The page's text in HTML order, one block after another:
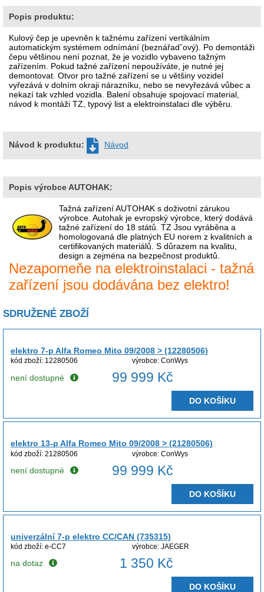
Popis produktu:
Kulový čep je upevněn k tažnému zařízení vertikálním
automatickým systémem odnímání (beznářadˇový). Po demontáži
čepu většinou není poznat, že je vozidlo vybaveno tažným
zařízením. Pokud tažné zařízení nepoužíváte, je nutné jej
demontovat. Otvor pro tažné zařízení se u většiny vozidel
vyřezává v dolním okraji nárazníku, nebo se nevyřezává vůbec a
nekazí tak vzhled vozidla. Balení obsahuje spojovací material,
návod k montáži TZ, typový list a elektroinstalaci dle výběru.
Návod k produktu: Návod
Popis výrobce AUTOHAK:
Tažná zařízení AUTOHAK s doživotní zárukou
výrobce. Autohak je evropský výrobce, který dodává
tažné zařízení do 18 států. TZ Jsou vyráběna a
homologovaná dle platných EU norem z kvalitních a
certifikovaných materiálů. S důrazem na kvalitu,
design a zejména na bezpečnost produktů.
Nezapomeňe na elektroinstalaci - tažná
zařízení jsou dodávána bez elektro!
SDRUŽENÉ ZBOŽÍ
elektro 7-p Alfa Romeo Mito 09/2008 > (12280506)
kód zboží: 12280506 výrobce: ConWys
není dostupné 99 999 Kč
DO KOŠÍKU
elektro 13-p Alfa Romeo Mito 09/2008 > (21280506)
kód zboží: 21280506 výrobce: ConWys
není dostupné 99 999 Kč
DO KOŠÍKU
univerzální 7-p elektro CC/CAN (735315)
kód zboží: e-CC7 výrobce: JAEGER
na dotaz 1 350 Kč
DO KOŠÍKU